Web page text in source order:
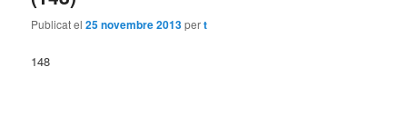
Publicat el25 novembre 2013pert
148